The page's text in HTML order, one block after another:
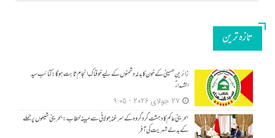
تازه ترین
زائرینِ حسینی کے خون کا بدلہ دشمنوں کے لیے خوفناک انجام ثابت ہوگا: کتائب سید
الشہداءؑ
27 جولای 2026 - 9:05
بحرینی حاکم کا دہشت گرد گروہ کے سرغنہ جولانی سے مبینہ خطاب: بحرینی شیعوں پر حملے
کے بدلے شہریت کی آفر